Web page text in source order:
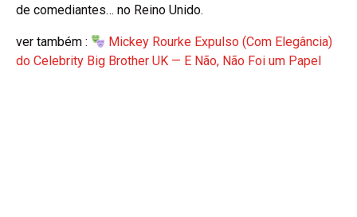
de comediantes… no Reino Unido.
ver também :
Mickey Rourke Expulso (Com Elegância)
do Celebrity Big Brother UK — E Não, Não Foi um Papel